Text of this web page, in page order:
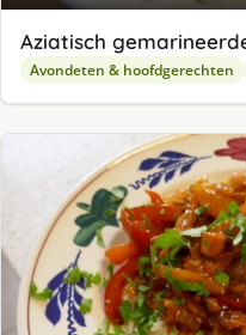
Aziatisch
Avondeten & hoofdgerechten